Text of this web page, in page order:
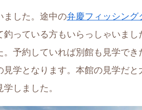
ました。途中の弁慶フィッシング
釣っている方もいらっしゃいまし
予約していれば別館も見学で
学となります。本館の見学だ
しました。